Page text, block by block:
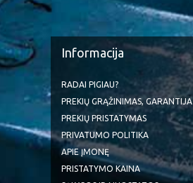
Informacija
RADAI PIGIAU?
PREKIŲ GRĄŽINIMAS, GARANTIJA
PREKIŲ PRISTATYMAS
PRIVATUMO POLITIKA
APIE ĮMONĘ
PRISTATYMO KAINA